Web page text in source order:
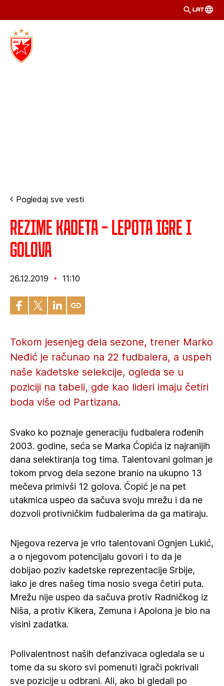
LAT
Pogledaj sve vesti
Rezime kadeta – Lepota igre i
golova
26.12.2019 11:10
Tokom jesenjeg dela sezone, trener Marko
Neđić je računao na 22 fudbalera, a uspeh
naše kadetske selekcije, ogleda se u
poziciji na tabeli, gde kao lideri imaju četiri
boda više od Partizana.
Svako ko poznaje generaciju fudbalera rođenih
2003. godine, seća se Marka Ćopića iz najranijih
dana selektiranja tog tima. Talentovani golman je
tokom prvog dela sezone branio na ukupno 13
mečeva primivši 12 golova. Ćopić je na pet
utakmica uspeo da sačuva svoju mrežu i da ne
dozvoli protivničkim fudbalerima da ga matiraju.
Njegova rezerva je vrlo talentovani Ognjen Lukić,
a o njegovom potencijalu govori i to da je
dobijao poziv kadetske reprezentacije Srbije,
iako je dres našeg tima nosio svega četiri puta.
Mrežu nije uspeo da sačuva protiv Radničkog iz
Niša, a protiv Kikera, Zemuna i Apolona je bio na
visini zadatka.
Polivalentnost naših defanzivaca ogledala se u
tome da su skoro svi pomenuti igrači pokrivali
sve pozicije u odbrani. Ali, ako bi gledali po